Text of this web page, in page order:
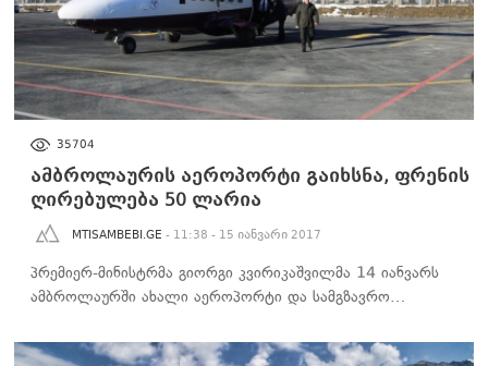
35704
ამბროლაურის აეროპორტი გაიხსნა, ფრენის
ღირებულება 50 ლარია
MTISAMBEBI.GE - 11:38 - 15 იანვარი 2017
პრემიერ-მინისტრმა გიორგი კვირიკაშვილმა 14 იანვარს
ამბროლაურში ახალი აეროპორტი და სამგზავრო…